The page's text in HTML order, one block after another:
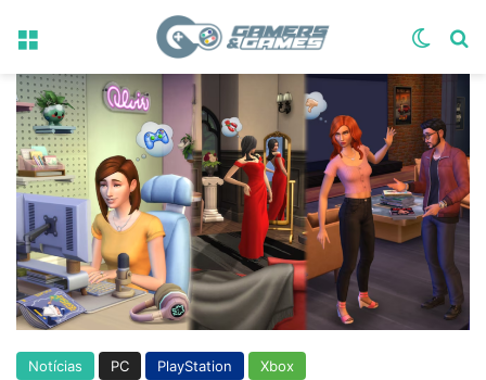
Menu
Notícias PC PlayStation Xbox